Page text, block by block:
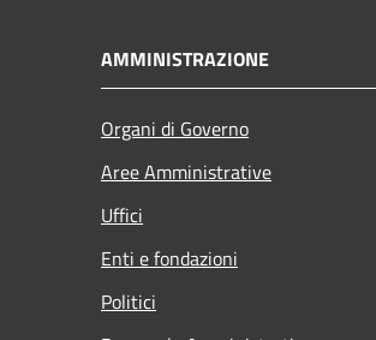
AMMINISTRAZIONE
Organi di Governo
Aree Amministrative
Uffici
Enti e fondazioni
Politici